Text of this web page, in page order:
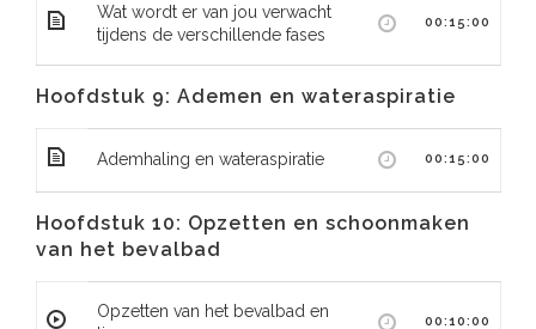
Wat wordt er van jou verwacht
tijdens de verschillende fases
00:15:00
Hoofdstuk 9: Ademen en wateraspiratie
Ademhaling en wateraspiratie 00:15:00
Hoofdstuk 10: Opzetten en schoonmaken
van het bevalbad
Opzetten van het bevalbad en
00:10:00